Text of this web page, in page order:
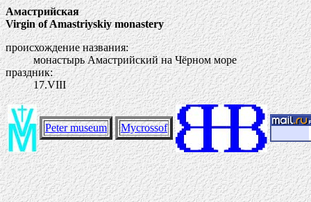
Амастрийская
Virgin of Amastriyskiy monastery
происхождение названия:
монастырь Амастрийский на Чёрном море
праздник:
17.VIII
Peter museum Mycrossof